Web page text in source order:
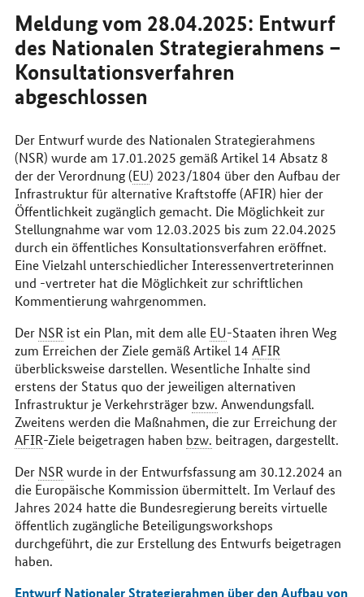
Meldung vom 28.04.2025: Entwurf
des Nationalen Strategierahmens –
Konsultationsverfahren
abgeschlossen
Der Entwurf wurde des Nationalen Strategierahmens
(NSR) wurde am 17.01.2025 gemäß Artikel 14 Absatz 8
der der Verordnung (EU) 2023/1804 über den Aufbau der
Infrastruktur für alternative Kraftstoffe (AFIR) hier der
Öffentlichkeit zugänglich gemacht. Die Möglichkeit zur
Stellungnahme war vom 12.03.2025 bis zum 22.04.2025
durch ein öffentliches Konsultationsverfahren eröffnet.
Eine Vielzahl unterschiedlicher Interessenvertreterinnen
und -vertreter hat die Möglichkeit zur schriftlichen
Kommentierung wahrgenommen.
Der NSR ist ein Plan, mit dem alle EU-Staaten ihren Weg
zum Erreichen der Ziele gemäß Artikel 14 AFIR
überblicksweise darstellen. Wesentliche Inhalte sind
erstens der Status quo der jeweiligen alternativen
Infrastruktur je Verkehrsträger bzw. Anwendungsfall.
Zweitens werden die Maßnahmen, die zur Erreichung der
AFIR-Ziele beigetragen haben bzw. beitragen, dargestellt.
Der NSR wurde in der Entwurfsfassung am 30.12.2024 an
die Europäische Kommission übermittelt. Im Verlauf des
Jahres 2024 hatte die Bundesregierung bereits virtuelle
öffentlich zugängliche Beteiligungsworkshops
durchgeführt, die zur Erstellung des Entwurfs beigetragen
haben.
Entwurf Nationaler Strategierahmen über den Aufbau von